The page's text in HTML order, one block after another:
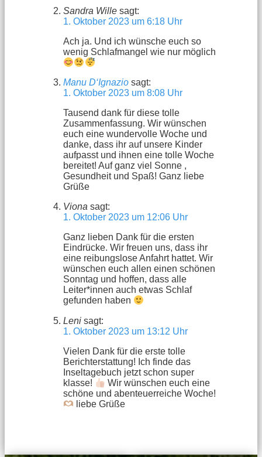
Sandra Wille sagt:
1. Oktober 2023 um 6:18 Uhr
Ach ja. Und ich wünsche euch so
wenig Schlafmangel wie nur möglich
Manu D‘Ignazio sagt:
1. Oktober 2023 um 8:08 Uhr
Tausend dank für diese tolle
Zusammenfassung. Wir wünschen
euch eine wundervolle Woche und
danke, dass ihr auf unsere Kinder
aufpasst und ihnen eine tolle Woche
bereitet! Auf ganz viel Sonne ,
Gesundheit und Spaß! Ganz liebe
Grüße
Viona sagt:
1. Oktober 2023 um 12:06 Uhr
Ganz lieben Dank für die ersten
Eindrücke. Wir freuen uns, dass ihr
eine reibungslose Anfahrt hattet. Wir
wünschen euch allen einen schönen
Sonntag und hoffen, dass alle
Leiter*innen auch etwas Schlaf
gefunden haben
Leni sagt:
1. Oktober 2023 um 13:12 Uhr
Vielen Dank für die erste tolle
Berichterstattung! Ich finde das
Inseltagebuch jetzt schon super
klasse!
Wir wünschen euch eine
schöne und abenteuerreiche Woche!
liebe Grüße